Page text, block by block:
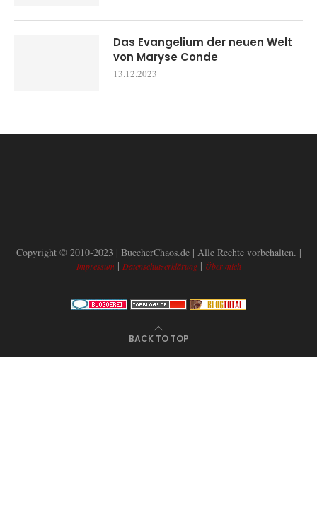
Das Evangelium der neuen Welt
von Maryse Conde
13.12.2023
Copyright © 2010-2023 | BuecherChaos.de | Alle Rechte vorbehalten. |
Impressum | Datenschutzerklärung| Über mich
BACK TO TOP